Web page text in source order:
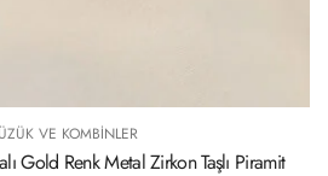
BAYAN YÜZÜK VE KOMBINLER
Ayarlamalı Altın Renk Metal Zirkon